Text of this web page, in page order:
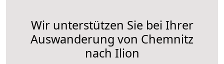
Wir unterstützen Sie bei Ihrer
Auswanderung von Chemnitz
nach Ilion